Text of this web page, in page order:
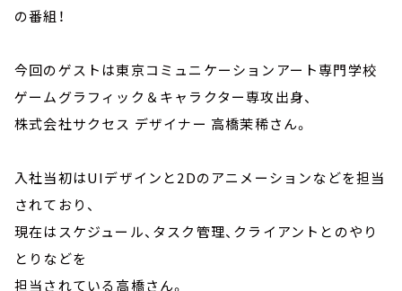
の番組！
今回のゲストは東京コミュニケーションアート専門学校
ゲームグラフィック＆キャラクター専攻出身、
株式会社サクセス デザイナー 高橋茉稀さん。
入社当初はUIデザインと2Dのアニメーションなどを担当
されており、
現在はスケジュール、タスク管理、クライアントとのやり
とりなどを
担当されている高橋さん。